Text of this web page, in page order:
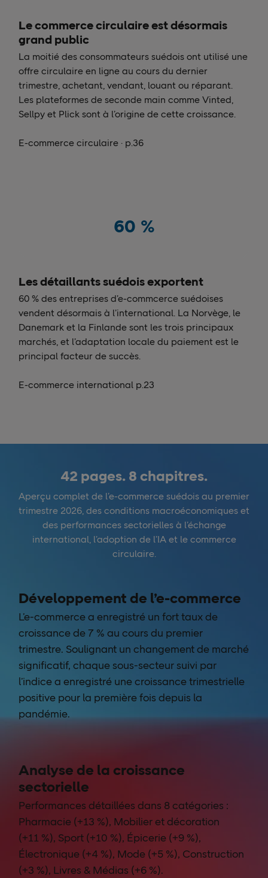
Le commerce circulaire est désormais
grand public
La moitié des consommateurs suédois ont utilisé une
offre circulaire en ligne au cours du dernier
trimestre, achetant, vendant, louant ou réparant.
Les plateformes de seconde main comme Vinted,
Sellpy et Plick sont à l’origine de cette croissance.
E-commerce circulaire · p.36
60 %
Les détaillants suédois exportent
60 % des entreprises d’e-commcerce suédoises
vendent désormais à l’international. La Norvège, le
Danemark et la Finlande sont les trois principaux
marchés, et l’adaptation locale du paiement est le
principal facteur de succès.
E-commerce international p.23
42 pages. 8 chapitres.
Aperçu complet de l’e-commerce suédois au premier
trimestre 2026, des conditions macroéconomiques et
des performances sectorielles à l’échange
international, l’adoption de l’IA et le commerce
circulaire.
Développement de l’e-commerce
L’e-commerce a enregistré un fort taux de
croissance de 7 % au cours du premier
trimestre. Soulignant un changement de marché
significatif, chaque sous-secteur suivi par
l’indice a enregistré une croissance trimestrielle
positive pour la première fois depuis la
pandémie.
Analyse de la croissance
sectorielle
Performances détaillées dans 8 catégories :
Pharmacie (+13 %), Mobilier et décoration
(+11 %), Sport (+10 %), Épicerie (+9 %),
Électronique (+4 %), Mode (+5 %), Construction
(+3 %), Livres & Médias (+6 %).